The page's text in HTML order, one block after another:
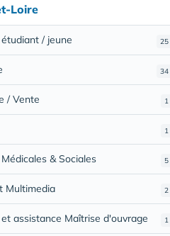
Loire
25
/ jeune
34
1
/ Vente
1
5
& Sociales
2
Multimedia
1
et assistance Maîtrise d'ouvrage